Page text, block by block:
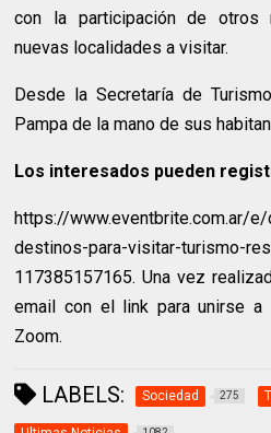
con la participación de otros
nuevas localidades a visitar.
Desde la Secretaría de
Pampa de la mano de sus
Los interesados pueden
https://www.eventbrite.com.ar/
destinos-para-visitar-turismo-
117385157165. Una vez
email con el link para unirse a
Zoom.
LABELS: Sociedad 275